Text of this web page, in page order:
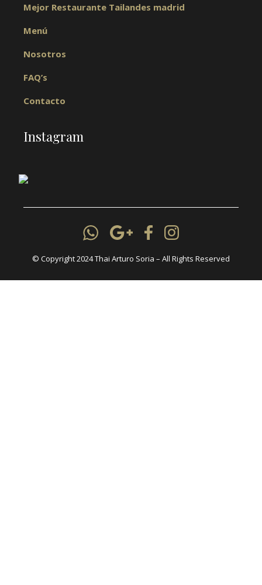
Mejor Restaurante Tailandes madrid
Menú
Nosotros
FAQ’s
Contacto
Instagram
© Copyright 2024 Thai Arturo Soria – All Rights Reserved